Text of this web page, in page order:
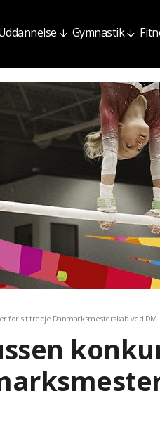
Gymnastik
for sit tredje Danmarksmesterskab ved DM